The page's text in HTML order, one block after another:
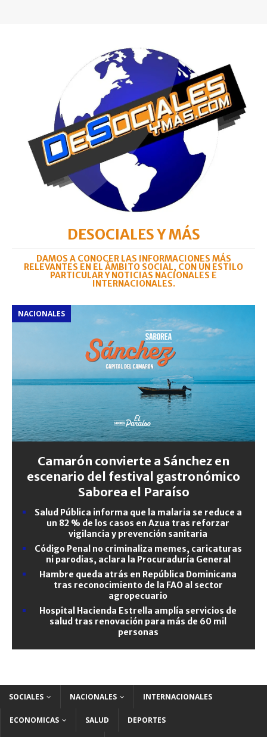
DESOCIALES Y MÁS
DAMOS A CONOCER LAS INFORMACIONES MÁS
RELEVANTES EN EL ÁMBITO SOCIAL, CON UN ESTILO
PARTICULAR Y NOTICIAS NACIONALES E
INTERNACIONALES.
NACIONALES
Camarón convierte a Sánchez en
escenario del festival gastronómico
Saborea el Paraíso
Salud Pública informa que la malaria se reduce a
un 82 % de los casos en Azua tras reforzar
vigilancia y prevención sanitaria
Código Penal no criminaliza memes, caricaturas
ni parodias, aclara la Procuraduría General
Hambre queda atrás en República Dominicana
tras reconocimiento de la FAO al sector
agropecuario
Hospital Hacienda Estrella amplía servicios de
salud tras renovación para más de 60 mil
personas
SOCIALES NACIONALES INTERNACIONALES
ECONOMICAS SALUD DEPORTES